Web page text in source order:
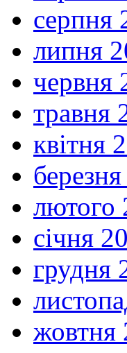
серпня
липня
червня
травня
квітня
лютого
січня
грудня
жовтня